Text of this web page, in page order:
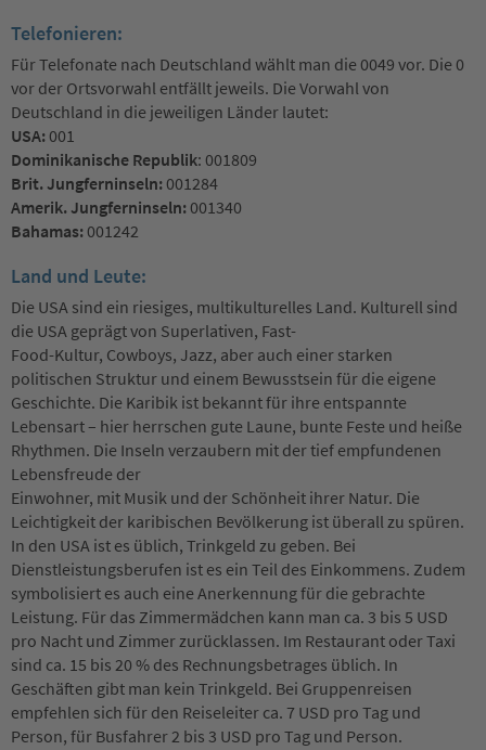
Telefonieren:
Für Telefonate nach Deutschland wählt man die 0049 vor. Die 0
vor der Ortsvorwahl entfällt jeweils. Die Vorwahl von
Deutschland in die jeweiligen Länder lautet:
USA: 001
Dominikanische Republik: 001809
Brit. Jungferninseln: 001284
Amerik. Jungferninseln: 001340
Bahamas: 001242
Land und Leute:
Die USA sind ein riesiges, multikulturelles Land. Kulturell sind
die USA geprägt von Superlativen, Fast-
Food-Kultur, Cowboys, Jazz, aber auch einer starken
politischen Struktur und einem Bewusstsein für die eigene
Geschichte. Die Karibik ist bekannt für ihre entspannte
Lebensart – hier herrschen gute Laune, bunte Feste und heiße
Rhythmen. Die Inseln verzaubern mit der tief empfundenen
Lebensfreude der
Einwohner, mit Musik und der Schönheit ihrer Natur. Die
Leichtigkeit der karibischen Bevölkerung ist überall zu spüren.
In den USA ist es üblich, Trinkgeld zu geben. Bei
Dienstleistungsberufen ist es ein Teil des Einkommens. Zudem
symbolisiert es auch eine Anerkennung für die gebrachte
Leistung. Für das Zimmermädchen kann man ca. 3 bis 5 USD
pro Nacht und Zimmer zurücklassen. Im Restaurant oder Taxi
sind ca. 15 bis 20 % des Rechnungsbetrages üblich. In
Geschäften gibt man kein Trinkgeld. Bei Gruppenreisen
empfehlen sich für den Reiseleiter ca. 7 USD pro Tag und
Person, für Busfahrer 2 bis 3 USD pro Tag und Person.